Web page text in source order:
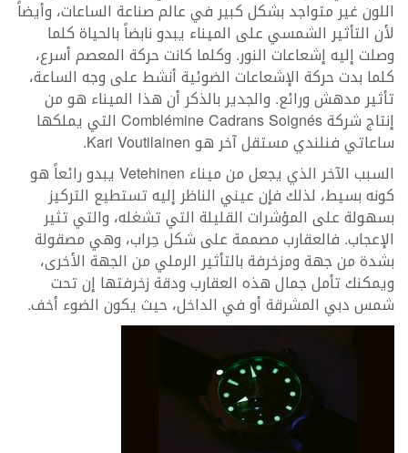
اللون غير متواجد بشكل كبير في عالم صناعة الساعات، وأيضاً
لأن التأثير الشمسي على الميناء يبدو نابضاً بالحياة كلما
وصلت إليه إشعاعات النور. وكلما كانت حركة المعصم أسرع،
كلما بدت حركة الإشعاعات الضوئية أنشط على وجه الساعة،
تأثير مدهش ورائع. والجدير بالذكر أن هذا الميناء هو من
إنتاج شركة Comblémine Cadrans Soignés التي يملكها
ساعاتي فنلندي مستقل آخر هو Kari Voutilainen.
السبب الآخر الذي يجعل من ميناء Vetehinen يبدو رائعاً هو
كونه بسيط، لذلك فإن عيني الناظر إليه تستطيع التركيز
بسهولة على المؤشرات القليلة التي تشغله، والتي تثير
الإعجاب. فالعقارب مصممة على شكل حِراب، وهي مصقولة
بشدة من جهة ومزخرفة بالتأثير الرملي من الجهة الأخرى،
ويمكنك تأمل جمال هذه العقارب ودقة زخرفتها إن تحت
شمس دبي المشرقة أو في الداخل، حيث يكون الضوء أخف.